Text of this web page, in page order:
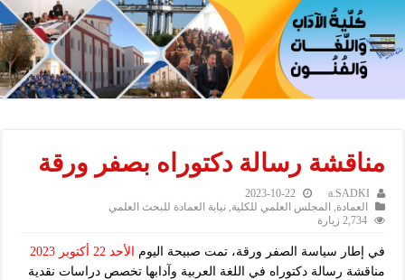
مناقشة رسالة دكتوراه بصفر ورقة
a.SADKI
2023-10-22
العمادة, المجلس العلمي للكلية,نيابة العمادة للبحث العلمي
2,734 زيارة
في إطار سياسة الصفر ورقة، تمت صبيحة اليوم
الأحد 22 أكتوبر 2023
مناقشة رسالة دكتوراه في اللغة العربية وآدابها تخصص دراسات نقدية